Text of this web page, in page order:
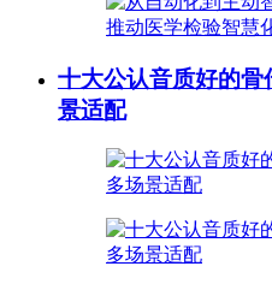
十大公认音质好的
景适配